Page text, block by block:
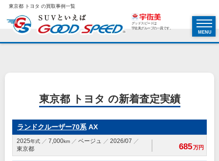
東京都 トヨタ の買取事例一覧
グッドスピードは
宇佐美グループの一員です。
MENU
東京都 トヨタ の新着査定実績
ランドクルーザー70系AX
2025年式 7,000km ベージュ
2026/07
東京都
685万円